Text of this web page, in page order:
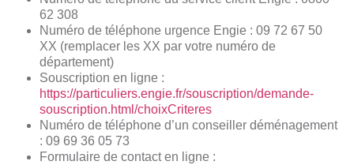
62 308
Numéro de téléphone urgence Engie : 09 72 67 50
XX (remplacer les XX par votre numéro de
département)
Souscription en ligne :
https://particuliers.engie.fr/souscription/demande-
souscription.html/choixCriteres
Numéro de téléphone d’un conseiller déménagement
: 09 69 36 05 73
Formulaire de contact en ligne :